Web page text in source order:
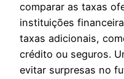
comparar as taxas
instituições
taxas adicionais,
crédito ou seguros.
evitar surpresas no